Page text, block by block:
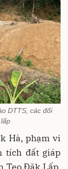
DTTS, các đối
Hà, phạm vi
tích đất giáp